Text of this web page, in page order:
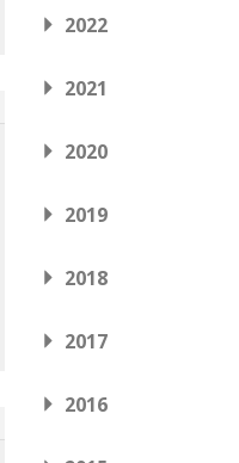
2022
2021
2020
2019
2018
2017
2016